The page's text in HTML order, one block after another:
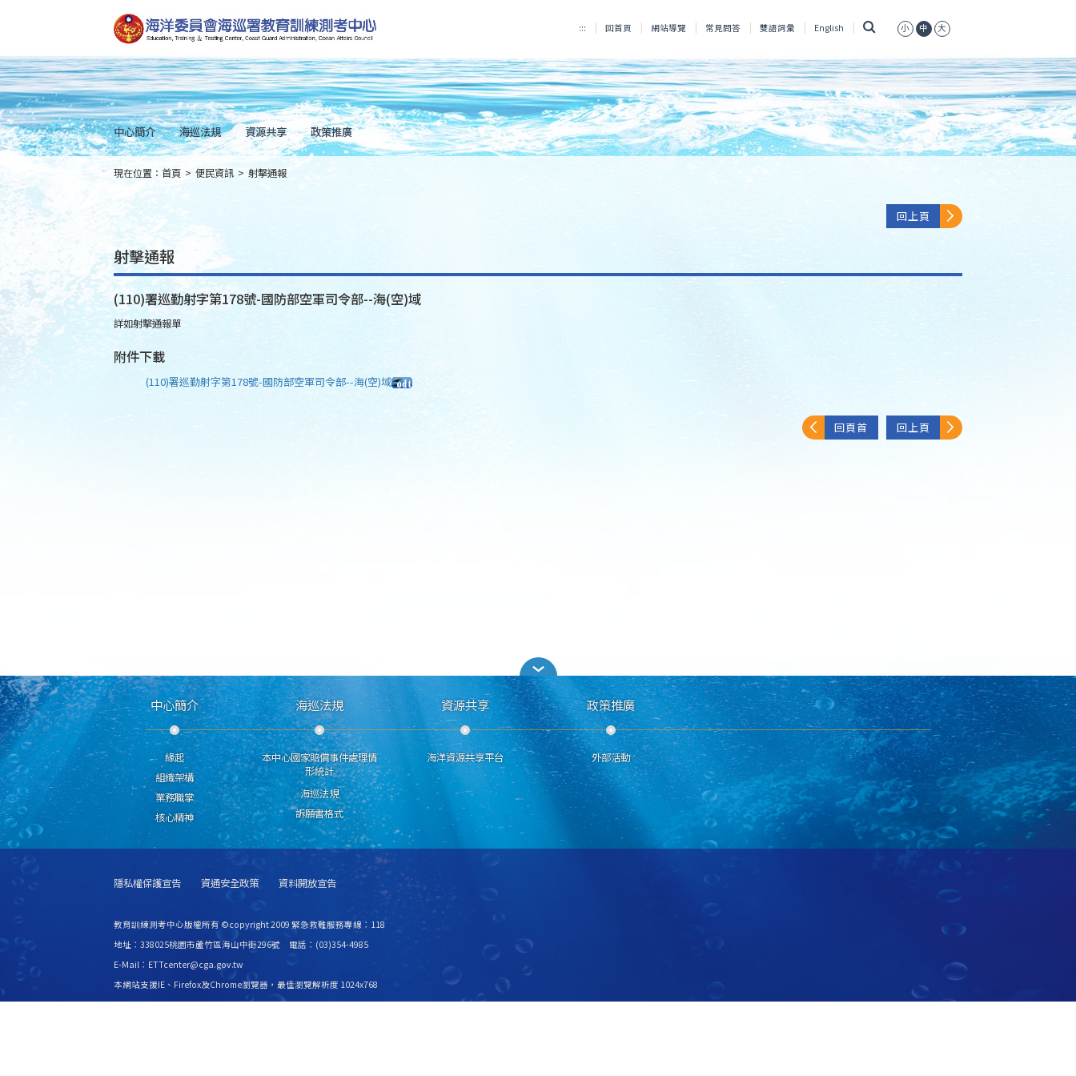
到
主
要
內
容
Skip
to
main
content
::: 回首頁 網站導覽 常見問答 雙語詞彙 English 小 中 大
中心簡介 海巡法規 資源共享 政策推廣
::: 現在位置： 首頁 > 便民資訊 > 射擊通報
回上頁
射擊通報
(110)署巡勤射字第178號-國防部空軍司令部--海(空)域
詳如射擊通報單
附件下載
(110)署巡勤射字第178號-國防部空軍司令部--海(空)域
回頁首 回上頁
中心簡介
緣起
組織架構
業務職掌
核心精神
海巡法規
本中心國家賠償事件處理情
形統計
海巡法規
訴願書格式
資源共享
海洋資源共享平台
政策推廣
外部活動
隱私權保護宣告 資通安全政策 資料開放宣告
教育訓練測考中心版權所有 ©copyright 2009 緊急救難服務專線：118
地址：338025桃園市蘆竹區海山中街296號 電話：(03)354-4985
E-Mail：ETTcenter@cga.gov.tw
本網站支援IE、Firefox及Chrome瀏覽器，最佳瀏覽解析度 1024x768
更新日期115年08月08日 瀏覽人次2530929